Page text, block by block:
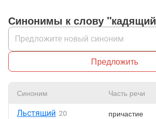
Синонимы к слову
Предложить
Синоним Часть речи
Льстящий 20 причастие